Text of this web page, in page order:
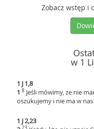
Zobacz wstęp i
w 1
1 J 1,8
1 8 Jeśli mówimy, że nie
oszukujemy i nie ma w
1 J 2,23